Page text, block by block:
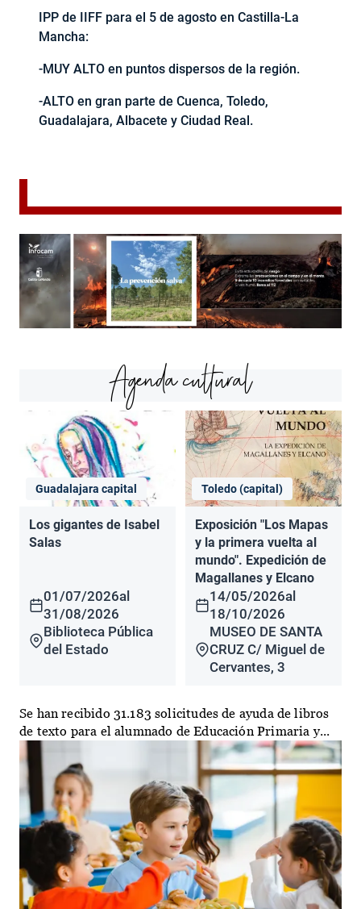
IPP de IIFF para el 5 de agosto en Castilla-La
Mancha:
-MUY ALTO en puntos dispersos de la región.
-ALTO en gran parte de Cuenca, Toledo,
Guadalajara, Albacete y Ciudad Real.
Agenda cultural
Guadalajara capital
Los gigantes de Isabel
Salas
01/07/2026al
31/08/2026
Biblioteca Pública
del Estado
Toledo (capital)
Exposición "Los Mapas
y la primera vuelta al
mundo". Expedición de
Magallanes y Elcano
14/05/2026al
18/10/2026
MUSEO DE SANTA
CRUZ C/ Miguel de
Cervantes, 3
Se han recibido 31.183 solicitudes de ayuda de libros
de texto para el alumnado de Educación Primaria y...